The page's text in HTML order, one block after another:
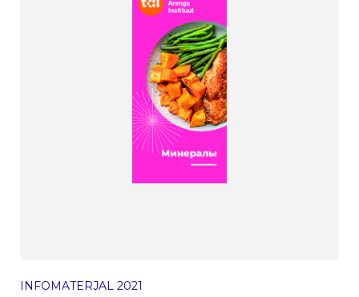
INFOMATERJAL 2021